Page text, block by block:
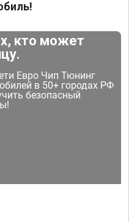
кто может
Евро Чип Тюнинг
в 50+ городах РФ
безопасный